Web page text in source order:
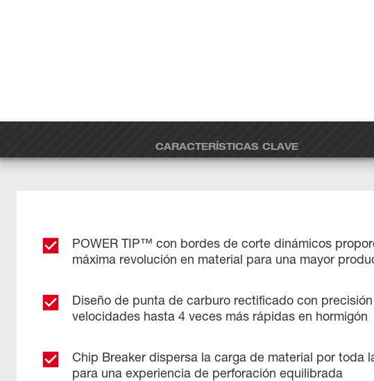
CARACTERÍSTICAS CLAVE
POWER TIP™ con bordes de corte dinámicos
máxima revolución en material para una mayor
Diseño de punta de carburo rectificado con
velocidades hasta 4 veces más rápidas en hormigón
Chip Breaker dispersa la carga de material por toda
para una experiencia de perforación equilibrada